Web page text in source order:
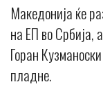
Македонија ќе
на ЕП во Србија,
Горан
пладне.